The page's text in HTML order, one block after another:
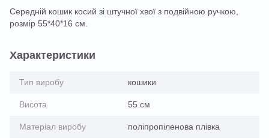
Середній кошик косий зі штучної хвої з подвійною ручкою,
розмір 55*40*16 см.
Характеристики
Тип виробу кошики
Висота 55 см
Матеріал виробу поліпропіленова плівка